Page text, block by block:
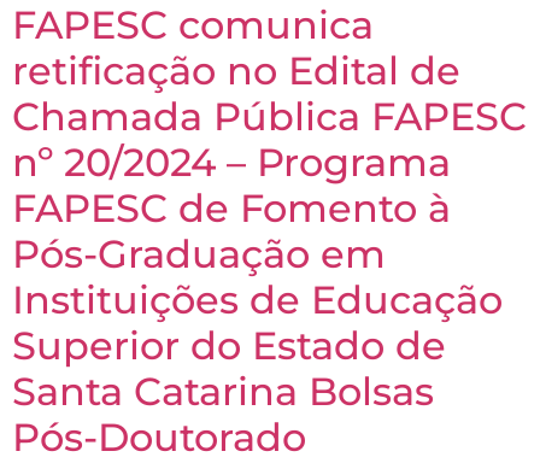
FAPESC comunica
retificação no Edital de
Chamada Pública FAPESC
nº 20/2024 – Programa
FAPESC de Fomento à
Pós-Graduação em
Instituições de Educação
Superior do Estado de
Santa Catarina Bolsas
Pós-Doutorado